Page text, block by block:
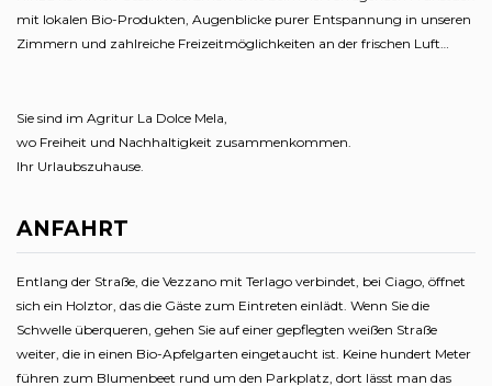
mit lokalen Bio-Produkten, Augenblicke purer Entspannung in unseren
Zimmern und zahlreiche Freizeitmöglichkeiten an der frischen Luft…
Sie sind im Agritur La Dolce Mela,
wo Freiheit und Nachhaltigkeit zusammenkommen.
Ihr Urlaubszuhause.
ANFAHRT
Entlang der Straße, die Vezzano mit Terlago verbindet, bei Ciago, öffnet
sich ein Holztor, das die Gäste zum Eintreten einlädt. Wenn Sie die
Schwelle überqueren, gehen Sie auf einer gepflegten weißen Straße
weiter, die in einen Bio-Apfelgarten eingetaucht ist. Keine hundert Meter
führen zum Blumenbeet rund um den Parkplatz, dort lässt man das